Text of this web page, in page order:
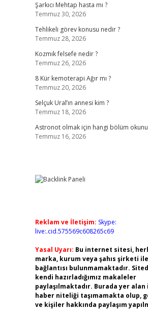
Şarkıcı Mehtap hasta mı ?
Temmuz 30, 2026
Tehlikeli görev konusu nedir ?
Temmuz 28, 2026
Kozmik felsefe nedir ?
Temmuz 26, 2026
8 Kür kemoterapi Ağır mı ?
Temmuz 20, 2026
Selçuk Ural’ın annesi kim ?
Temmuz 18, 2026
Astronot olmak için hangi bölüm
Temmuz 16, 2026
Reklam ve İletişim: Skype:
live:.cid.575569c608265c69
Yasal Uyarı: Bu internet sitesi,
marka, kurum veya şahıs şirketi
bağlantısı bulunmamaktadır.
kendi hazırladığımız makaleler
paylaşılmaktadır. Burada yer
haber niteliği taşımamakta olup,
ve kişiler hakkında paylaşım